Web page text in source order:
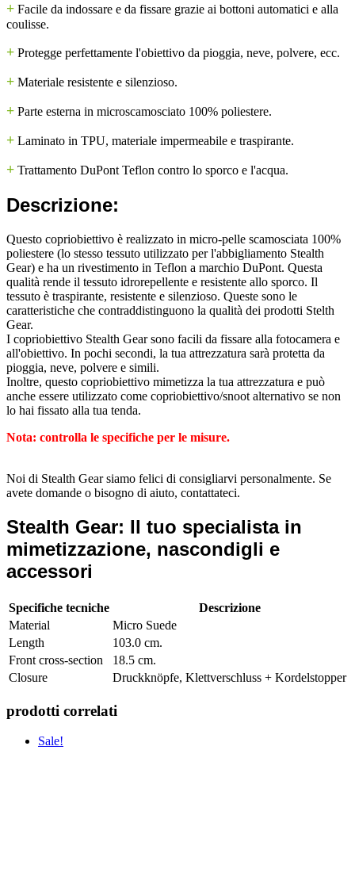
+ Facile da indossare e da fissare grazie ai bottoni automatici e alla
coulisse.
+ Protegge perfettamente l'obiettivo da pioggia, neve, polvere, ecc.
+ Materiale resistente e silenzioso.
+ Parte esterna in microscamosciato 100% poliestere.
+ Laminato in TPU, materiale impermeabile e traspirante.
+ Trattamento DuPont Teflon contro lo sporco e l'acqua.
Descrizione:
Questo copriobiettivo è realizzato in micro-pelle scamosciata 100%
poliestere (lo stesso tessuto utilizzato per l'abbigliamento Stealth
Gear) e ha un rivestimento in Teflon a marchio DuPont. Questa
qualità rende il tessuto idrorepellente e resistente allo sporco. Il
tessuto è traspirante, resistente e silenzioso. Queste sono le
caratteristiche che contraddistinguono la qualità dei prodotti Stelth
Gear.
I copriobiettivo Stealth Gear sono facili da fissare alla fotocamera e
all'obiettivo. In pochi secondi, la tua attrezzatura sarà protetta da
pioggia, neve, polvere e simili.
Inoltre, questo copriobiettivo mimetizza la tua attrezzatura e può
anche essere utilizzato come copriobiettivo/snoot alternativo se non
lo hai fissato alla tua tenda.
Nota: controlla le specifiche per le misure.
Noi di Stealth Gear siamo felici di consigliarvi personalmente. Se
avete domande o bisogno di aiuto, contattateci.
Stealth Gear: Il tuo specialista in
mimetizzazione, nascondigli e
accessori
Specifiche tecniche
Descrizione
Material
Micro Suede
Length
103.0 cm.
Front cross-section
18.5 cm.
Closure
Druckknöpfe, Klettverschluss + Kordelstopper
prodotti correlati
Sale!